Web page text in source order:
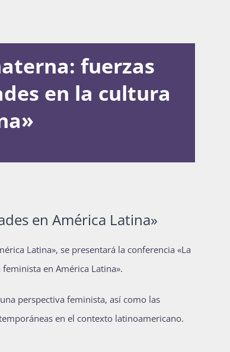
fuerzas
en la cultura
en América Latina»
Latina», se presentará la conferencia «La
en América Latina».
perspectiva feminista, así como las
en el contexto latinoamericano.